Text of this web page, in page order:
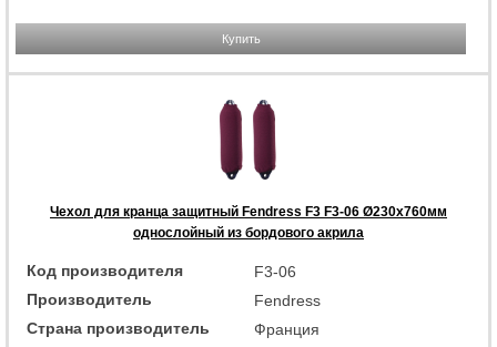
Купить
Чехол для кранца защитный Fendress F3 F3-06 Ø230х760мм
однослойный из бордового акрила
Код производителя
F3-06
Производитель
Fendress
Страна производитель
Франция